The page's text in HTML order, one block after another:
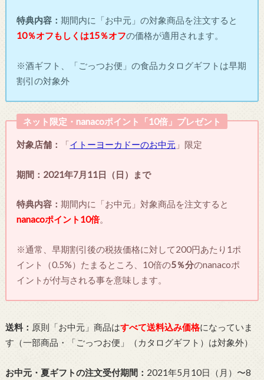
特典内容：期間内に「お中元」の対象商品を注文すると
10％オフもしくは15％オフの価格が適用されます。
※酒ギフト、「ごっつお便」の食品カタログギフトは早期
割引の対象外
ネット限定・nanacoポイント「10倍」プレゼント
対象店舗： 「イトーヨーカドーのお中元 」限定
期間：2021年7月11日（日）まで
特典内容：期間内に「お中元」対象商品を注文すると
nanacoポイント10倍。
※通常、早期割引後の税抜価格に対して200円あたり1ポ
イント（0.5%）たまるところ、10倍の5％分のnanacoポ
イントが付与される事を意味します。
送料： 原則「お中元」商品はすべて送料込み価格になっていま
す（一部商品・「ごっつお便」（カタログギフト）は対象外）
お中元・夏ギフトの注文受付期間： 2021年5月10日（月）〜8